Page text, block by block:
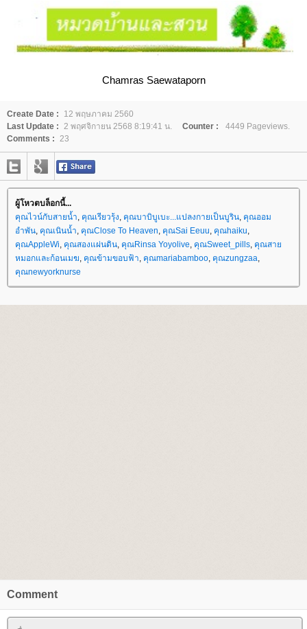
Chamras Saewataporn
Create Date :
12 พฤษภาคม 2560
Last Update :
2 พฤศจิกายน 2568 8:19:41 น. Counter :
4449 Pageviews.
Comments :
23
ผู้โหวตบล็อกนี้...
คุณไวน์กับสายน้ำ คุณเรียวรุ้ง คุณบาบิบูเบะ...แปลงกายเป็นบูริน คุณออม
อำพัน คุณเนินน้ำ คุณClose To Heaven คุณSai Eeuu คุณhaiku
คุณAppleWi คุณสองแผ่นดิน คุณRinsa Yoyolive คุณSweet_pills คุณสา
หมอกและก้อนเมฆ คุณข้ามขอบฟ้า คุณmariabamboo คุณzungzaa
คุณnewyorknurse
Comment